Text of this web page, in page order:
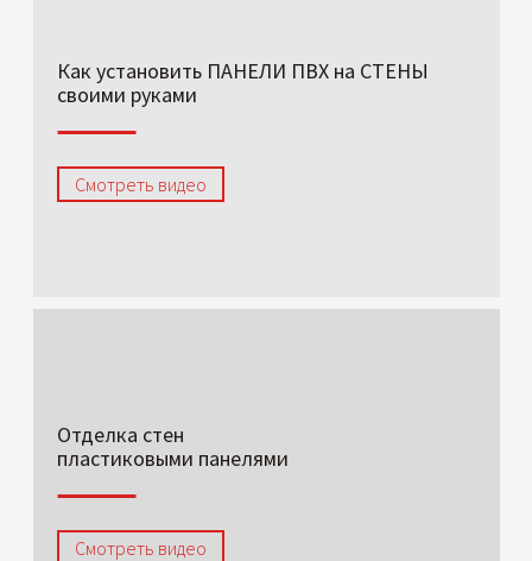
Как установить ПАНЕЛИ ПВХ на СТЕНЫ
своими руками
Смотреть видео
Отделка стен
пластиковыми панелями
Смотреть видео